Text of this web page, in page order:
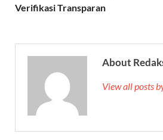
Verifikasi Transparan
About
View all posts